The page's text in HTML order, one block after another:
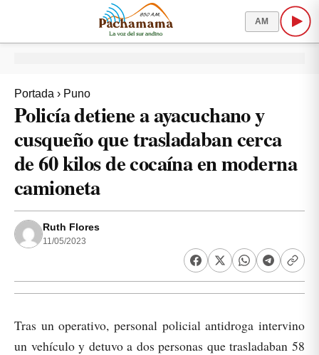
AM
Portada › Puno
Policía detiene a ayacuchano y
cusqueño que trasladaban cerca
de 60 kilos de cocaína en moderna
camioneta
Ruth Flores
11/05/2023
Tras un operativo, personal policial antidroga intervino
un vehículo y detuvo a dos personas que trasladaban 58